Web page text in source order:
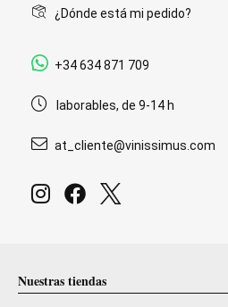
¿Dónde está mi pedido?
+34 634 871 709
laborables, de 9-14 h
at_cliente@vinissimus.com
Nuestras tiendas